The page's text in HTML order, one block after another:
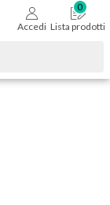
Accedi Lista prodotti